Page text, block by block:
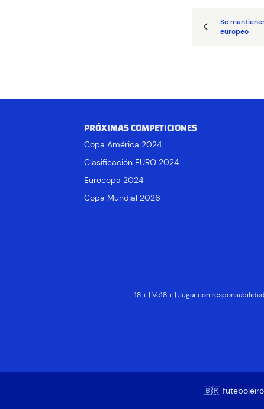
Se
europeo
PRÓXIMAS COMPETICIONES
Copa América 2024
Clasificación EURO 2024
Eurocopa 2024
Copa Mundial 2026
18 + | Ve18 + | Jugar con
🇧🇷